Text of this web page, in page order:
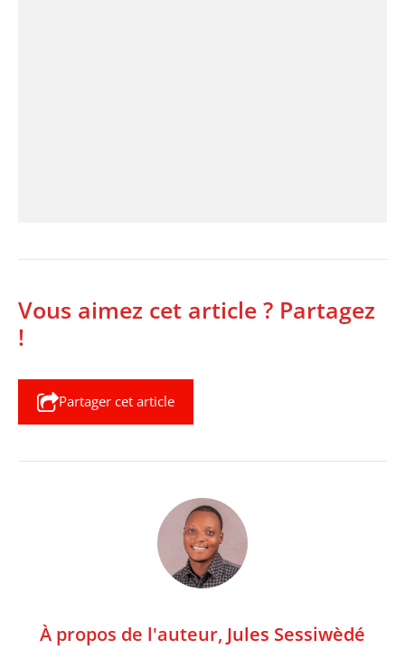
Vous aimez cet article ? Partagez
!
Partager cet article
À propos de l'auteur, Jules Sessiwèdé